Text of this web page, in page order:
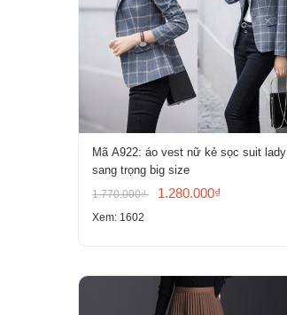
Mã A922: áo vest nữ kẻ sọc suit lady
sang trọng big size
1.770.000₫ 1.280.000₫
Xem: 1602